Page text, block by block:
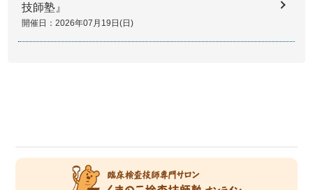
技師塾』
開催日：2026年07月19日(日)